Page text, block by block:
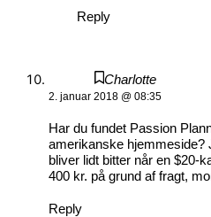
Reply
Charlotte
2. januar 2018 @ 08:35
Har du fundet Passion
amerikanske hjemmeside?
bliver lidt bitter når en $20-
400 kr. på grund af fragt,
Reply